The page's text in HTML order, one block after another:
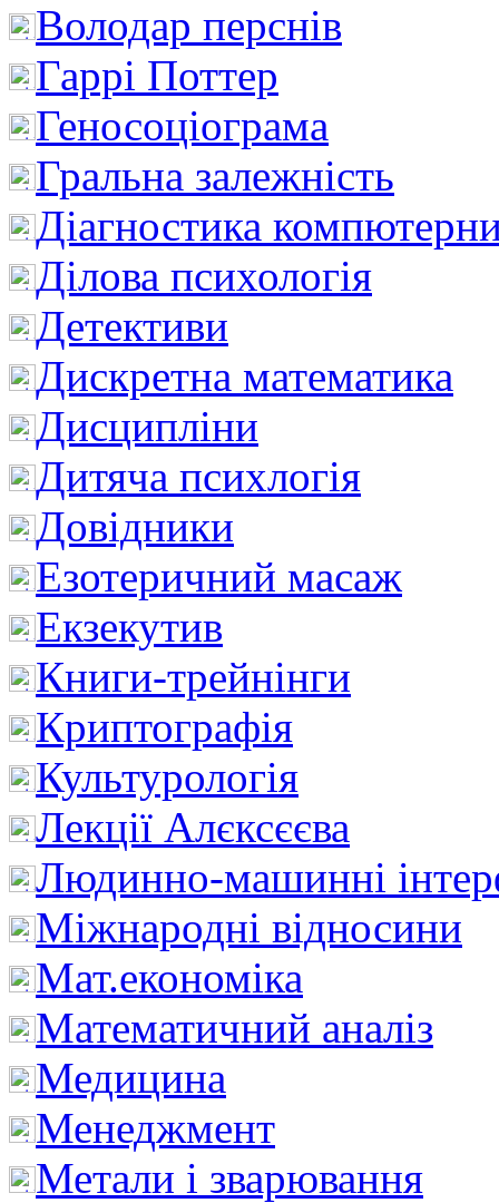
Володар перснів
Гаррі Поттер
Геносоціограма
Гральна залежність
Діагностика
Ділова психологія
Детективи
Дискретна математика
Дисципліни
Дитяча психлогія
Довідники
Езотеричний масаж
Екзекутив
Книги-трейнінги
Криптографія
Культурологія
Лекції Алєксєєва
Людинно-машинні
Міжнародні відносини
Мат.економіка
Математичний аналіз
Медицина
Менеджмент
Метали і зварювання